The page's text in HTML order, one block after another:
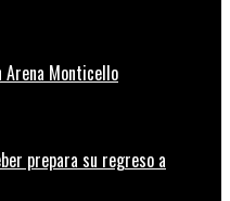
Arena Monticello
prepara su regreso a